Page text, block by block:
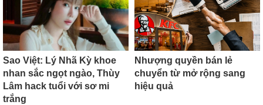
Sao Việt: Lý Nhã Kỳ khoe
nhan sắc ngọt ngào, Thùy
Lâm hack tuổi với sơ mi
trắng
Nhượng quyền bán lẻ
chuyển từ mở rộng sang
hiệu quả